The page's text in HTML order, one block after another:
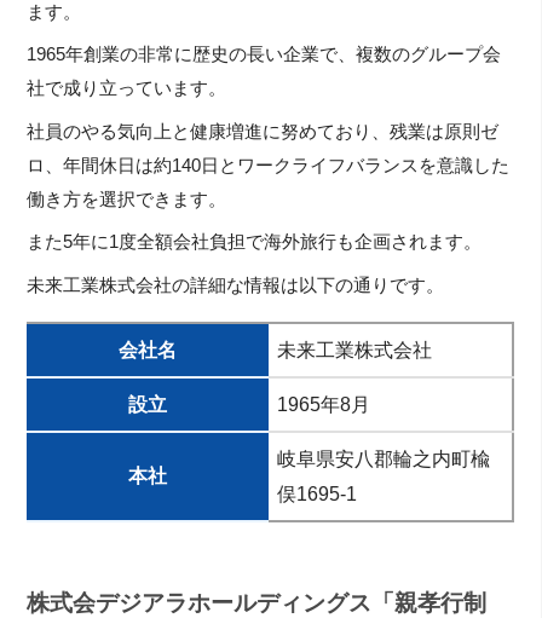
ます。
1965年創業の非常に歴史の長い企業で、複数のグループ会
社で成り立っています。
社員のやる気向上と健康増進に努めており、残業は原則ゼ
ロ、年間休日は約140日とワークライフバランスを意識した
働き方を選択できます。
また5年に1度全額会社負担で海外旅行も企画されます。
未来工業株式会社の詳細な情報は以下の通りです。
会社名 未来工業株式会社
設立 1965年8月
本社
岐阜県安八郡輪之内町楡
俣1695-1
株式会デジアラホールディングス「親孝行制